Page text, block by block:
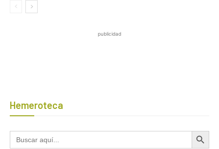
publicidad
Hemeroteca
Buscar: Botón de